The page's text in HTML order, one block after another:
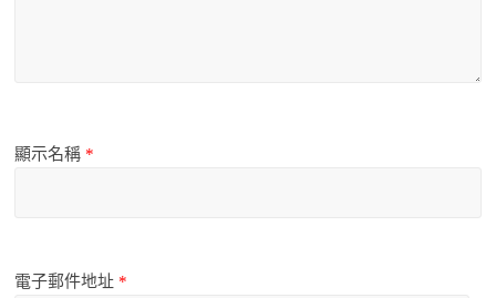
顯示名稱 *
電子郵件地址 *